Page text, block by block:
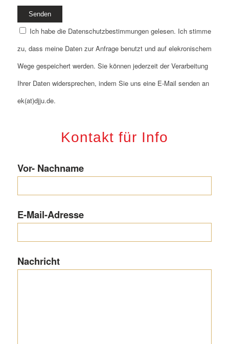
Ich habe die Datenschutzbestimmungen gelesen. Ich stimme
zu, dass meine Daten zur Anfrage benutzt und auf elekronischem
Wege gespeichert werden. Sie können jederzeit der Verarbeitung
Ihrer Daten widersprechen, indem Sie uns eine E-Mail senden an
ek(at)djju.de.
Kontakt für Info
Vor- Nachname
E-Mail-Adresse
Nachricht